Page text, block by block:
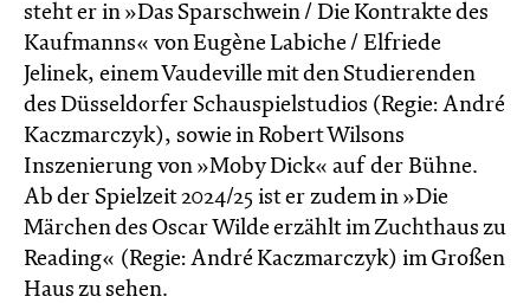
steht er in »Das Sparschwein / Die Kontrakte des
Kaufmanns« von Eugène Labiche / Elfriede
Jelinek, einem Vaudeville mit den Studierenden
des Düsseldorfer Schauspielstudios (Regie: André
Kaczmarczyk), sowie in Robert Wilsons
Inszenierung von »Moby Dick« auf der Bühne.
Ab der Spielzeit 2024/25 ist er zudem in »Die
Märchen des Oscar Wilde erzählt im Zucht­haus zu
Reading« (Regie: André Kacz­marc­zyk) im Großen
Haus zu sehen.